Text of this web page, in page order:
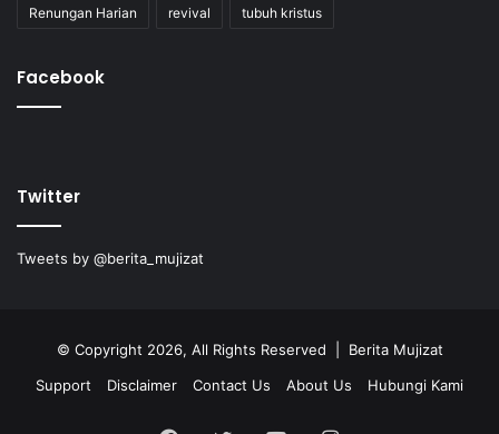
Renungan Harian revival tubuh kristus
Facebook
Twitter
Tweets by @berita_mujizat
© Copyright 2026, All Rights Reserved | Berita Mujizat
Support
Disclaimer Contact Us About Us Hubungi Kami